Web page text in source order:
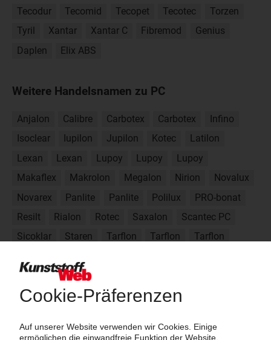
Tecodur
Tecomid Tecopet Tecotec
Torzen
Tyril
Xantar Xantar C Fibremod
Genius
Daplen
Elix ABS
Weitere Handelsnamen zu PC
Anjalon Calibre Carbotex Carbotex
Infino
Isoclear
Iupilon Jupilon Kotec
Latilon
Lexan
Lexan Lupoy Lupoy
Lupoy
Makaflex
Makrolon Megalon Nirion
Novalux
Novarex
Panlite Panlite Polilux
PRO-bonat
Resilt
Rialon Rotec Saxalon
Scantec PC
Sicoklar
Staren Tarflon Tarflon
Tarflon
Wonderlite
Xantar
Durolon
Enduran Enduran